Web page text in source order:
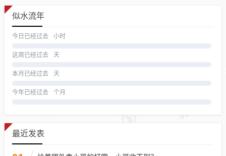
似水流年
今日已经过去 小时
这周已经过去 天
本月已经过去 天
今年已经过去 个月
最近发表